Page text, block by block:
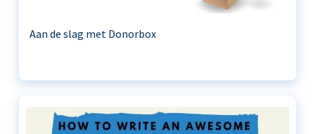
Aan de slag met Donorbox